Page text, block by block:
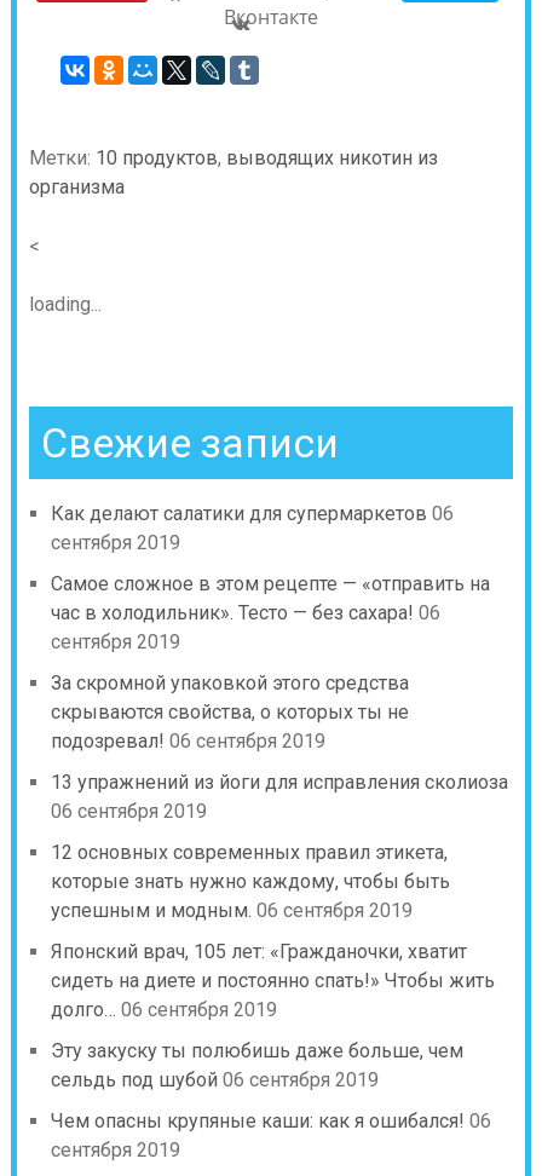
Вконтакте
Метки: 10 продуктов, выводящих никотин из
организма
<
loading...
Свежие записи
Как делают салатики для супермаркетов 06
сентября 2019
Самое сложное в этом рецепте — «отправить на
час в холодильник». Тесто — без сахара! 06
сентября 2019
За скромной упаковкой этого средства
скрываются свойства, о которых ты не
подозревал! 06 сентября 2019
13 упражнений из йоги для исправления сколиоза
06 сентября 2019
12 основных современных правил этикета,
которые знать нужно каждому, чтобы быть
успешным и модным. 06 сентября 2019
Японский врач, 105 лет: «Гражданочки, хватит
сидеть на диете и постоянно спать!» Чтобы жить
долго… 06 сентября 2019
Эту закуску ты полюбишь даже больше, чем
сельдь под шубой 06 сентября 2019
Чем опасны крупяные каши: как я ошибался! 06
сентября 2019